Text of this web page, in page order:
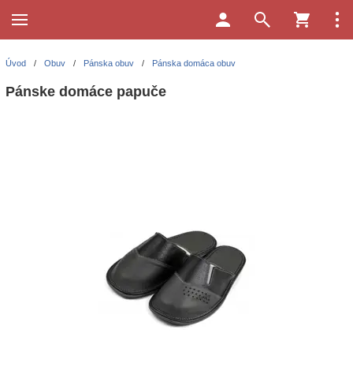
Úvod / Obuv / Pánska obuv / Pánska domáca obuv
Pánske domáce papuče